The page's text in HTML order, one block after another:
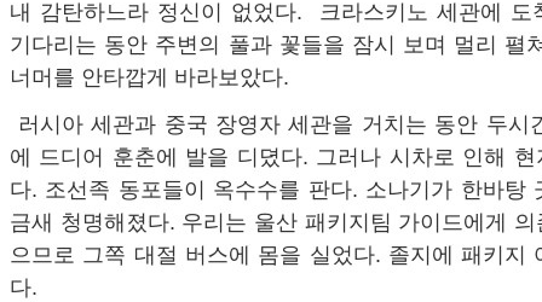
내 감탄하느라 정신이 없었다. 크라스키노 세관에 도
기다리는 동안 주변의 풀과 꽃들을 잠시 보며 멀리 펼
너머를 안타깝게 바라보았다.
러시아 세관과 중국 장영자 세관을 거치는 동안 두시
에 드디어 훈춘에 발을 디뎠다. 그러나 시차로 인해
다. 조선족 동포들이 옥수수를 판다. 소나기가 한바탕
금새 청명해졌다. 우리는 울산 패키지팀 가이드에게
으므로 그쪽 대절 버스에 몸을 실었다. 졸지에 패키지
다.